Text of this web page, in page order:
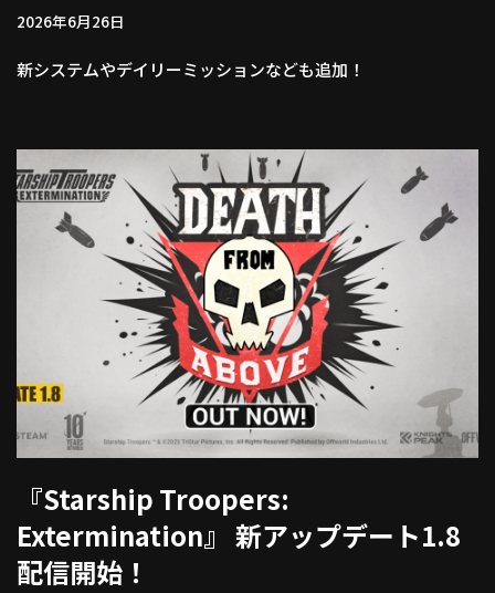
2026年6月26日
新システムやデイリーミッションなども追加！
『Starship Troopers:
Extermination』 新アップデート1.8
配信開始！